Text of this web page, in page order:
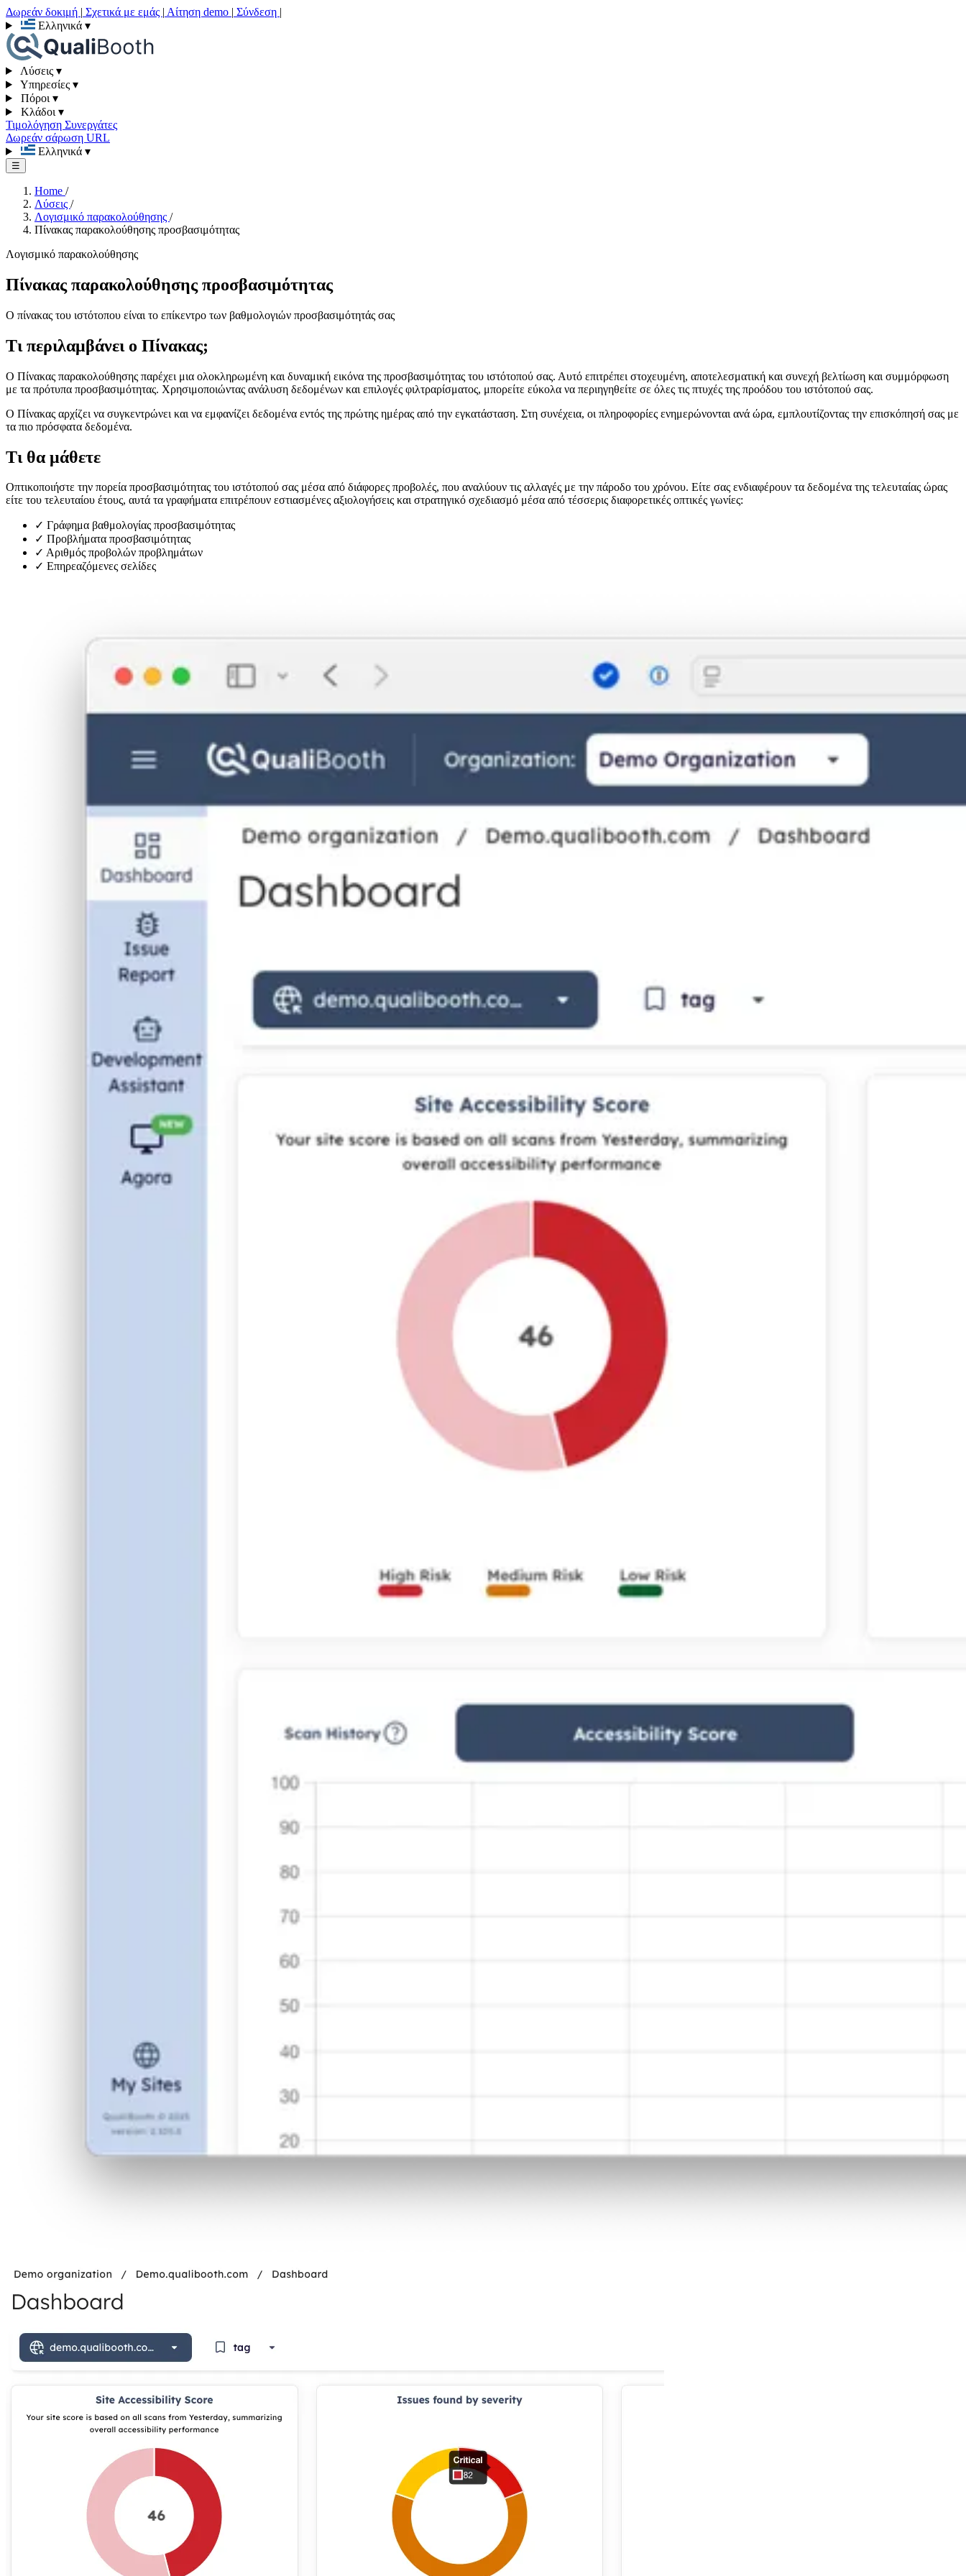
Δωρεάν δοκιμή | Σχετικά με εμάς | Αίτηση demo | Σύνδεση |
Ελληνικά ▾
Λύσεις ▾
Υπηρεσίες ▾
Πόροι ▾
Κλάδοι ▾
Τιμολόγηση Συνεργάτες
Δωρεάν σάρωση URL
Ελληνικά ▾
☰
Home /
Λύσεις /
Λογισμικό παρακολούθησης /
Πίνακας παρακολούθησης προσβασιμότητας
Λογισμικό παρακολούθησης
Πίνακας παρακολούθησης προσβασιμότητας
Ο πίνακας του ιστότοπου είναι το επίκεντρο των βαθμολογιών προσβασιμότητάς σας
Τι περιλαμβάνει ο Πίνακας;
Ο Πίνακας παρακολούθησης παρέχει μια ολοκληρωμένη και δυναμική εικόνα της προσβασιμότητας του ιστότοπού σας. Αυτό επιτρέπει στοχευμένη, αποτελεσματική και συνεχή βελτίωση και συμμόρφωση
με τα πρότυπα προσβασιμότητας. Χρησιμοποιώντας ανάλυση δεδομένων και επιλογές φιλτραρίσματος, μπορείτε εύκολα να περιηγηθείτε σε όλες τις πτυχές της προόδου του ιστότοπού σας.
Ο Πίνακας αρχίζει να συγκεντρώνει και να εμφανίζει δεδομένα εντός της πρώτης ημέρας από την εγκατάσταση. Στη συνέχεια, οι πληροφορίες ενημερώνονται ανά ώρα, εμπλουτίζοντας την επισκόπησή σας με
τα πιο πρόσφατα δεδομένα.
Τι θα μάθετε
Οπτικοποιήστε την πορεία προσβασιμότητας του ιστότοπού σας μέσα από διάφορες προβολές, που αναλύουν τις αλλαγές με την πάροδο του χρόνου. Είτε σας ενδιαφέρουν τα δεδομένα της τελευταίας ώρας
είτε του τελευταίου έτους, αυτά τα γραφήματα επιτρέπουν εστιασμένες αξιολογήσεις και στρατηγικό σχεδιασμό μέσα από τέσσερις διαφορετικές οπτικές γωνίες:
✓ Γράφημα βαθμολογίας προσβασιμότητας
✓ Προβλήματα προσβασιμότητας
✓ Αριθμός προβολών προβλημάτων
✓ Επηρεαζόμενες σελίδες